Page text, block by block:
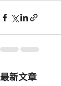
最新文章